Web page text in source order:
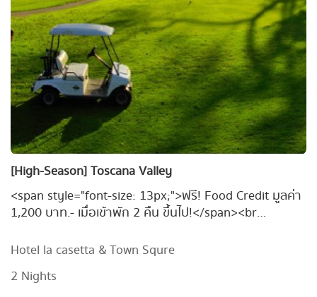
[High-Season] Toscana Valley
<span style="font-size: 13px;">ฟรี! Food Credit มูลค่า
1,200 บาท.- เมื่อเข้าพัก 2 คืน ขึ้นไป!</span><br
13px;">#HighSeason เข้าพัก 1 พ.ย. 65 - 28 ก.พ.66 เริ่ม
Yai&rdquo; จองเลยวันนี้ ก่อนเต็ม&nbsp;</span>
Hotel la casetta & Town Squre
2 Nights